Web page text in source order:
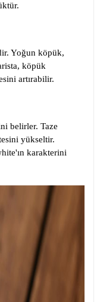
Yoğun köpük,
köpük
artırabilir.
belirler. Taze
yükseltir.
karakterini